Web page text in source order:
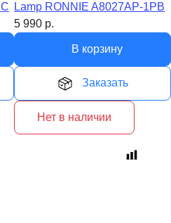
Lamp RONNIE A8027AP-1PB
5 990 р.
В корзину
Заказать
Нет в наличии